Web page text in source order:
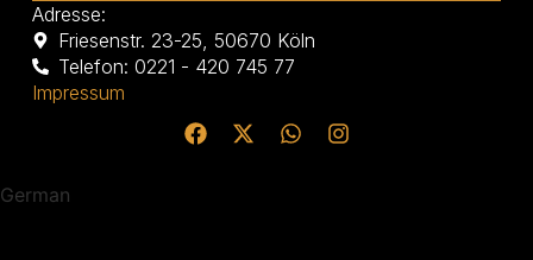
Adresse:
Friesenstr. 23-25, 50670 Köln
Telefon: 0221 - 420 745 77
Impressum
German